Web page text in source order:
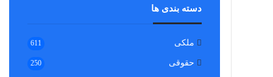
دسته بندی ها
ملکی 611
حقوقی 250